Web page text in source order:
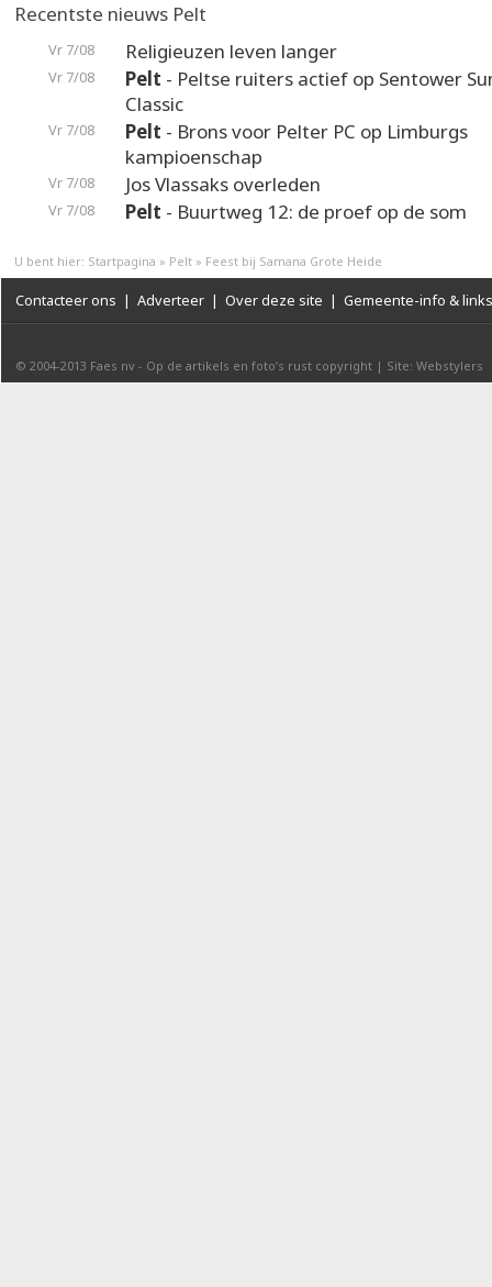
Recentste nieuws Pelt
Vr 7/08 Religieuzen leven langer
Vr 7/08 Pelt - Peltse ruiters actief op Sentower
Classic
Vr 7/08 Pelt - Brons voor Pelter PC op Limburgs
kampioenschap
Vr 7/08 Jos Vlassaks overleden
Vr 7/08 Pelt - Buurtweg 12: de proef op de som
U bent hier: Startpagina » Pelt » Feest bij Samana Grote Heide
Contacteer ons | Adverteer | Over deze site | Gemeente-info & links
© 2004-2013 Faes nv - Op de artikels en foto’s rust copyright | Site: Webstylers